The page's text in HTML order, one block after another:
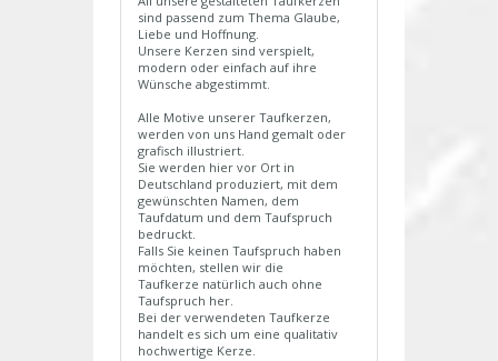
sind passend zum Thema Glaube,
Liebe und Hoffnung.
Unsere Kerzen sind verspielt,
modern oder einfach auf ihre
Wünsche abgestimmt.
Alle Motive unserer Taufkerzen,
werden von uns Hand gemalt oder
grafisch illustriert.
Sie werden hier vor Ort in
Deutschland produziert, mit dem
gewünschten Namen, dem
Taufdatum und dem Taufspruch
bedruckt.
Falls Sie keinen Taufspruch haben
möchten, stellen wir die
Taufkerze natürlich auch ohne
Taufspruch her.
Bei der verwendeten Taufkerze
handelt es sich um eine qualitativ
hochwertige Kerze.